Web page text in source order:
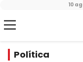
10
Política